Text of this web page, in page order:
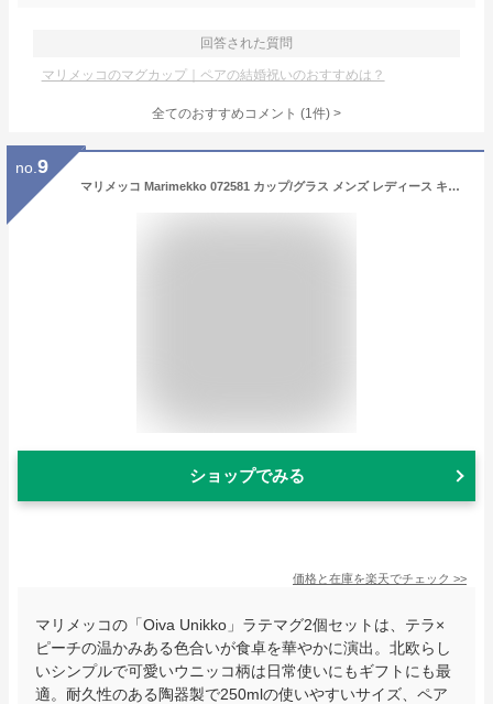
回答された質問
マリメッコのマグカップ｜ペアの結婚祝いのおすすめは？
全てのおすすめコメント (1件) >
no. 9
マリメッコ Marimekko 072581 カップ/グラス メンズ レディース キッチン用品 食器 ウニッコ マグカップ コップ ペア 2個セット ラテマグ 250ml スモールマグ オイバ 洋食器 食卓 ギフト プレゼント おしゃれ Oiva Unikko mug 2.5dl 2pcs テラ×ピーチ
ショップでみる
価格と在庫を楽天でチェック >>
マリメッコの「Oiva Unikko」ラテマグ2個セットは、テラ×
ピーチの温かみある色合いが食卓を華やかに演出。北欧らし
いシンプルで可愛いウニッコ柄は日常使いにもギフトにも最
適。耐久性のある陶器製で250mlの使いやすいサイズ、ペア